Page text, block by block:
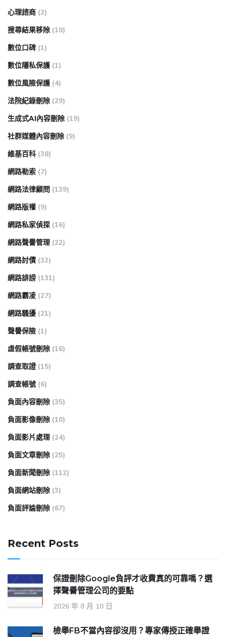
心理諮商 (2)
搜尋結果移除 (10)
數位口碑 (1)
數位隱私保護 (1)
數位風險保護 (4)
法院紀錄刪除 (29)
生成式AI內容刪除 (19)
社群媒體內容刪除 (9)
維基百科 (38)
網路勒索 (7)
網路法律顧問 (139)
網路版權 (9)
網路私家偵探 (16)
網路聲譽管理 (22)
網路討債 (32)
網路誹謗 (131)
網路霸凌 (27)
網路騷擾 (21)
聲譽保險 (1)
虛假帳號刪除 (16)
調查取證 (15)
調查帳號 (6)
負面內容刪除 (35)
負面影像刪除 (10)
負面影片處理 (24)
負面文章刪除 (25)
負面新聞刪除 (112)
負面網站刪除 (3)
負面評論刪除 (67)
Recent Posts
保證刪除Google負評才收費真的可靠嗎？選
擇聲譽管理公司的要點
2026 年 8 月 10 日
檢舉FB不當內容卻沒用？專家傳授正確舉證